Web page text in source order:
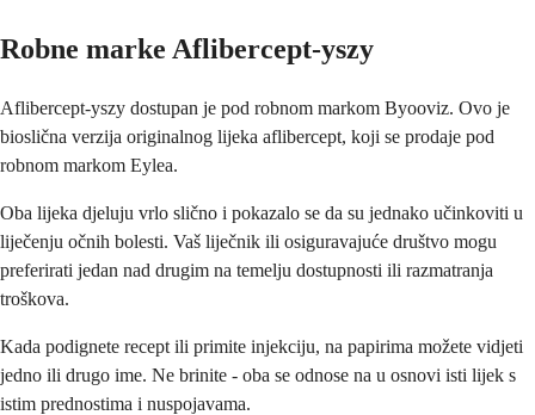
Robne marke Aflibercept-yszy
Aflibercept-yszy dostupan je pod robnom markom Byooviz. Ovo je
bioslična verzija originalnog lijeka aflibercept, koji se prodaje pod
robnom markom Eylea.
Oba lijeka djeluju vrlo slično i pokazalo se da su jednako učinkoviti u
liječenju očnih bolesti. Vaš liječnik ili osiguravajuće društvo mogu
preferirati jedan nad drugim na temelju dostupnosti ili razmatranja
troškova.
Kada podignete recept ili primite injekciju, na papirima možete vidjeti
jedno ili drugo ime. Ne brinite - oba se odnose na u osnovi isti lijek s
istim prednostima i nuspojavama.